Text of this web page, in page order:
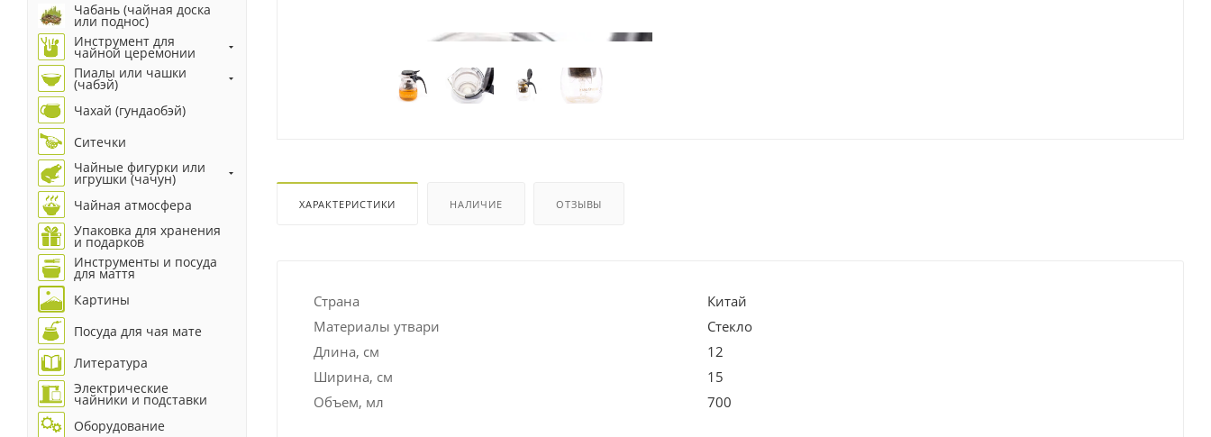
ХАРАКТЕРИСТИКИ НАЛИЧИЕ ОТЗЫВЫ
Страна
Китай
Материалы утвари
Стекло
Длина, см
12
Ширина, см
15
Объем, мл
700
Чабань (чайная доска
или поднос)
Инструмент для
чайной церемонии
Пиалы или чашки
(чабэй)
Чахай (гундаобэй)
Ситечки
Чайные фигурки или
игрушки (чачун)
Чайная атмосфера
Упаковка для хранения
и подарков
Инструменты и посуда
для маття
Картины
Посуда для чая мате
Литература
Электрические
чайники и подставки
Оборудование